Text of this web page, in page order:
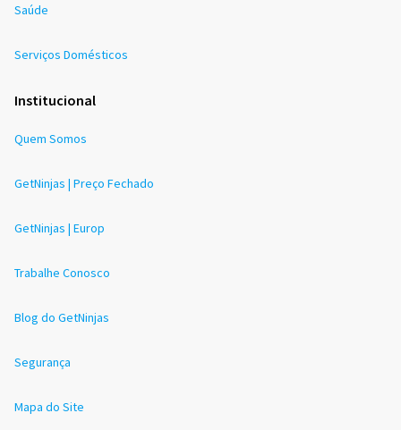
Saúde
Serviços Domésticos
Institucional
Quem Somos
GetNinjas | Preço Fechado
GetNinjas | Europ
Trabalhe Conosco
Blog do GetNinjas
Segurança
Mapa do Site